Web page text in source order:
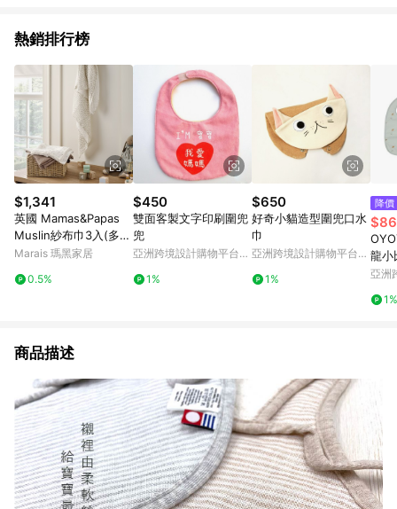
熱銷排行榜
$1,341
英國 Mamas&Papas
Muslin紗布巾3入(多款
可選) - 象拔拔
Marais 瑪黑家居
0.5%
$450
雙面客製文字印刷圍兜
兜
亞洲跨境設計購物平台
1%
$650
好奇小貓造型圍兜口水
巾
亞洲跨境設計購物平台
1%
降價
龍小
亞洲
1%
商品描述